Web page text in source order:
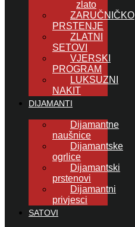
zlato
ZARUČNIČKO
PRSTENJE
ZLATNI
SETOVI
VJERSKI
PROGRAM
LUKSUZNI
NAKIT
DIJAMANTI
Dijamantne
naušnice
Dijamantske
ogrlice
Dijamantski
prstenovi
Dijamantni
privjesci
SATOVI